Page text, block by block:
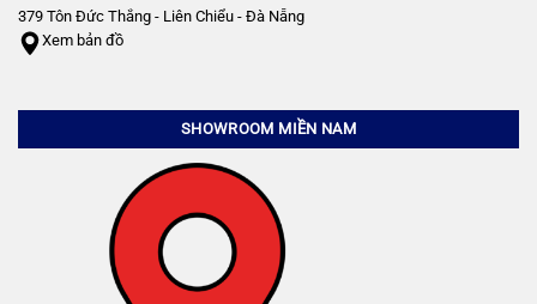
379 Tôn Đức Thắng - Liên Chiểu - Đà Nẵng
Xem bản đồ
SHOWROOM MIỀN NAM